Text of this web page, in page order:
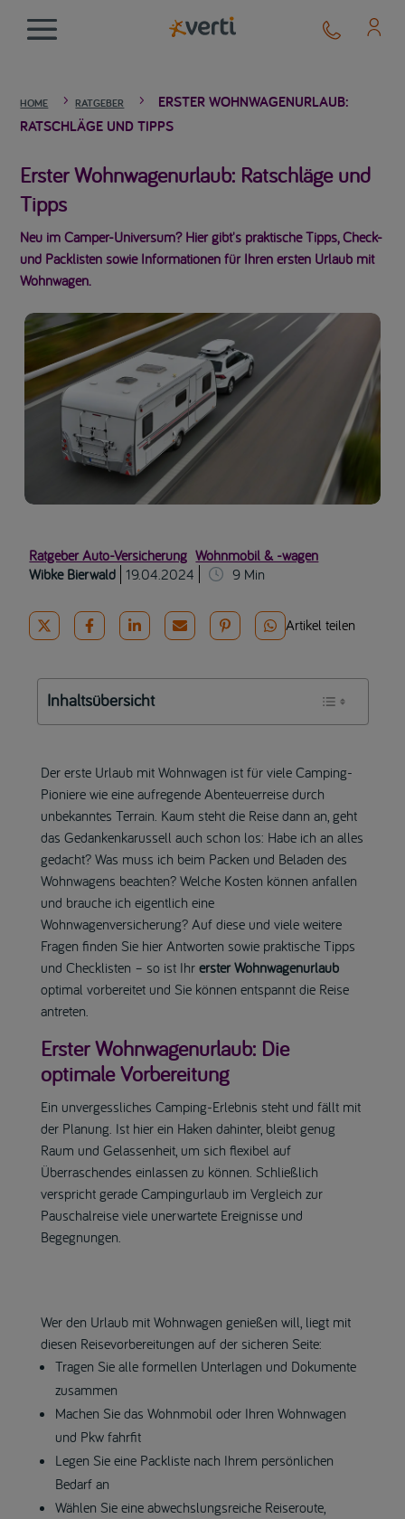
HOME 5 RATGEBER 5
ERSTER WOHNWAGENURLAUB:
RATSCHLÄGE UND TIPPS
Erster Wohnwagenurlaub: Ratschläge und
Tipps
Neu im Camper-Universum? Hier gibt's praktische Tipps, Check-
und Packlisten sowie Informationen für Ihren ersten Urlaub mit
Wohnwagen.
Ratgeber Auto-Versicherung Wohnmobil & -wagen
Wibke Bierwald 19.04.2024 9 Min
Artikel teilen
Inhaltsübersicht
Der erste Urlaub mit Wohnwagen ist für viele Camping-
Pioniere wie eine aufregende Abenteuerreise durch
unbekanntes Terrain. Kaum steht die Reise dann an, geht
das Gedankenkarussell auch schon los: Habe ich an alles
gedacht? Was muss ich beim Packen und Beladen des
Wohnwagens beachten? Welche Kosten können anfallen
und brauche ich eigentlich eine
Wohnwagenversicherung? Auf diese und viele weitere
Fragen finden Sie hier Antworten sowie praktische Tipps
und Checklisten – so ist Ihr erster Wohnwagenurlaub
optimal vorbereitet und Sie können entspannt die Reise
antreten.
Erster Wohnwagenurlaub: Die
optimale Vorbereitung
Ein unvergessliches Camping-Erlebnis steht und fällt mit
der Planung. Ist hier ein Haken dahinter, bleibt genug
Raum und Gelassenheit, um sich flexibel auf
Überraschendes einlassen zu können. Schließlich
verspricht gerade Campingurlaub im Vergleich zur
Pauschalreise viele unerwartete Ereignisse und
Begegnungen.
Wer den Urlaub mit Wohnwagen genießen will, liegt mit
diesen Reisevorbereitungen auf der sicheren Seite:
Tragen Sie alle formellen Unterlagen und Dokumente
zusammen
Machen Sie das Wohnmobil oder Ihren Wohnwagen
und Pkw fahrfit
Legen Sie eine Packliste nach Ihrem persönlichen
Bedarf an
Wählen Sie eine abwechslungsreiche Reiseroute,